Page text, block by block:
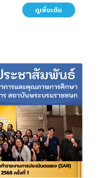
ดูเพิ่มเติม